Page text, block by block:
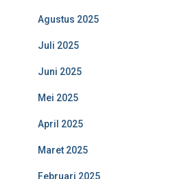
Agustus 2025
Juli 2025
Juni 2025
Mei 2025
April 2025
Maret 2025
Februari 2025